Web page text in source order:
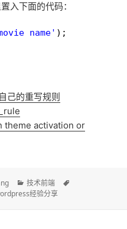
入下面的代码：
);
己的重写规则
theme activation or
分
类
技术前端
经验分享